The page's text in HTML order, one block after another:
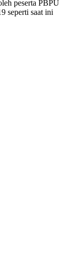
peserta PBPU
seperti saat ini